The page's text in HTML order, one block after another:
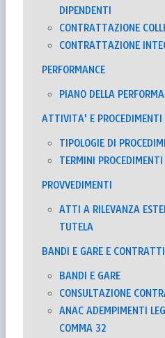
DIPENDENTI
CONTRATTAZIONE
CONTRATTAZIONE
PERFORMANCE
PIANO DELLA
ATTIVITA' E PROCEDIMENTI
TIPOLOGIE DI
TERMINI
PROVVEDIMENTI
ATTI A RILEVANZA
TUTELA
BANDI E GARE E CONTRATTI
BANDI E GARE
CONSULTAZIONE
ANAC ADEMPIMENTI
COMMA 32